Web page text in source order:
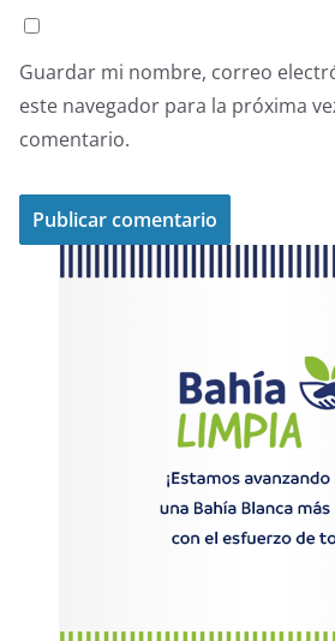
Guardar mi nombre, correo
este navegador para la próxima
comentario.